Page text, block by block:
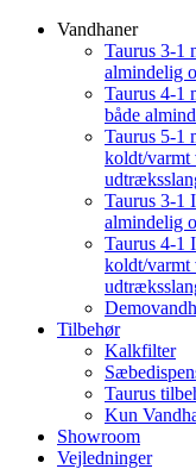
Vandhaner
Taurus 3-1
almindelig
Taurus 4-1
både
Taurus 5-1
koldt/varmt
Taurus 3-1
almindelig
Taurus 4-1
koldt/varmt
Tilbehør
Kalkfilter
Taurus
Kun
Showroom
Vejledninger